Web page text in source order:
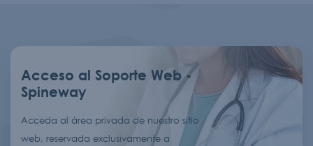
Acceso al Soporte Web -
Spineway
Acceda al área privada de nuestro sitio
web, reservada exclusivamente a